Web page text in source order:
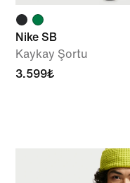
Nike SB
Kaykay Şortu
3.599₺